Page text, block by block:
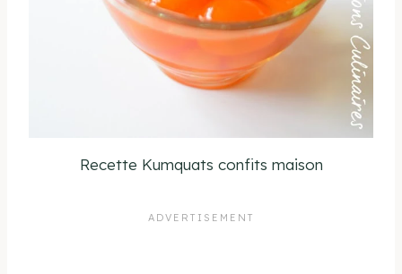
Recette Kumquats confits maison